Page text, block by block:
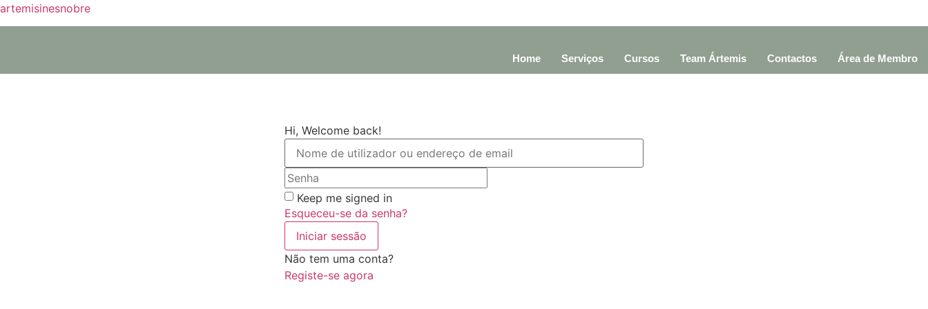
artemisinesnobre
Home Serviços Cursos Team Ártemis Contactos Área de Membro
Hi, Welcome back!
Keep me signed in
Esqueceu-se da senha?
Iniciar sessão
Não tem uma conta?
Registe-se agora